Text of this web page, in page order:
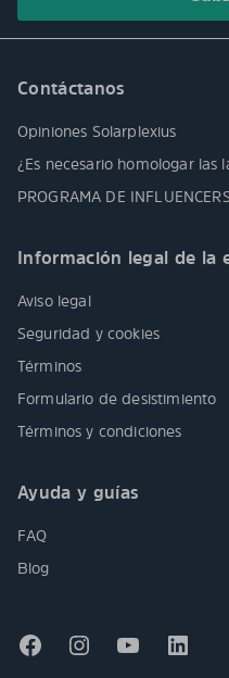
Contáctanos
Opiniones Solarplexius
¿Es necesario homologar las
PROGRAMA DE
Información legal de la
Aviso legal
Seguridad y cookies
Términos
Formulario de desistimiento
Términos y condiciones
Ayuda y guías
FAQ
Blog